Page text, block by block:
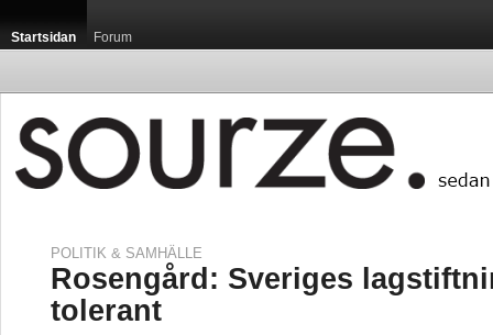
Startsidan Forum
POLITIK & SAMHÄLLE
Rosengård: Sveriges
tolerant